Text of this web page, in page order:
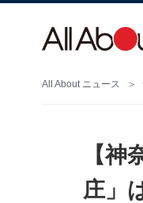
All About ニュース
【
庄」